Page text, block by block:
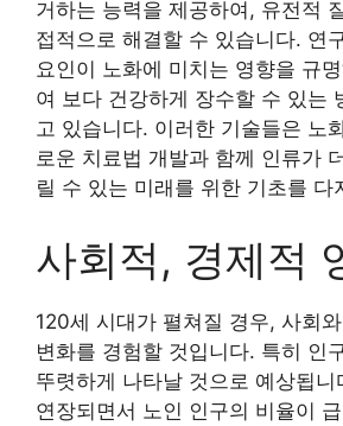
거하는 능력을 제공하여, 유전적
접적으로 해결할 수 있습니다. 연
요인이 노화에 미치는 영향을 규
여 보다 건강하게 장수할 수 있는
고 있습니다. 이러한 기술들은 노
로운 치료법 개발과 함께 인류가
릴 수 있는 미래를 위한 기초를 다
사회적, 경제적
120세 시대가 펼쳐질 경우, 사회
변화를 경험할 것입니다. 특히 인
뚜렷하게 나타날 것으로 예상됩니
연장되면서 노인 인구의 비율이